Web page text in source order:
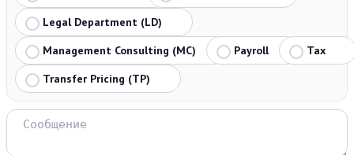
Legal Department (LD)
Management Consulting (MC)
Payroll
Tax
Transfer Pricing (TP)